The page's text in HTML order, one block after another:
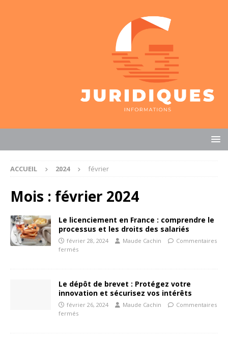
ACCUEIL 2024 février
Mois : février 2024
Le licenciement en France : comprendre le
processus et les droits des salariés
février 28, 2024 Maude Cachin
Commentaires
fermés
Le dépôt de brevet : Protégez votre
innovation et sécurisez vos intérêts
février 26, 2024 Maude Cachin
Commentaires
fermés